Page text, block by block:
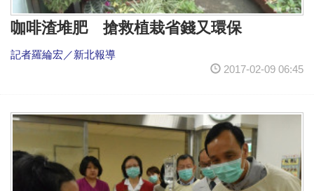
咖啡渣堆肥 搶救植栽省錢又環保
記者羅綸宏／新北報導
2017-02-09 06:45